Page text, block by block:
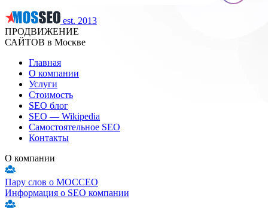
est. 2013
ПРОДВИЖЕНИЕ
САЙТОВ в Москве
Главная
О компании
Услуги
Стоимость
SEO блог
SEO — Wikipedia
Самостоятельное SEO
Контакты
О компании
Пару слов о МОССЕО
Информация о SEO компании